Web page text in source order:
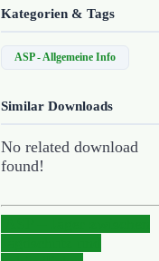
Kategorien & Tags
ASP - Allgemeine Info
Similar Downloads
No related download
found!